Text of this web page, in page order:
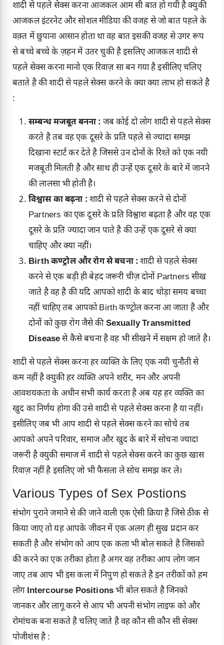
शादी से पहले सेक्स करना आजकल आम सी बात हो गयी है क्युकी
आजकल इंटरनेट और सोशल मीडिया की वजह से जो बात पहले के
वक़्त में छुपाना आसान होता था वह बात इसकी वजह से उगर रूप
से बच्चे बच्चे के ज़हन में उतर चुकी है इसलिए आजकल शादी से
पहले सेक्स करना मानो एक रिवाज़ सा बन गया है इसीलिए चलिए
बताते है की शादी से पहले सेक्स करने के क्या क्या लाभ हो सकते है
:
सम्बन्ध मजबूत बनना : जब कोई दो लोग शादी से पहले सेक्स
करते है तब वह एक दूसरे के प्रति पहले से ज्यादा समझ
दिखाना स्टार्ट कर देते है जिससे उन दोनों के रिश्ते को एक नयी
मजबूती मिलती है और साथ ही उन्हें एक दूसरे के बारे में जानने
की लालसा भी होती है।
विश्वास का बढ़ना :शादी से पहले सेक्स करने से दोनों
Partners का एक दूसरे के प्रति विश्वाश बढ़ता है और वह एक
दूसरे के प्रति ज्यादा जान पाते है की उन्हें एक दूसरे से क्या
चाहिए और क्या नहीं।
Birth कण्ट्रोल और रोग से बचना : शादी से पहले सेक्स
करने से एक बड़ी ही बेहद जरूरी चीज़ दोनों Partners सीख
जाते है वह है की यदि आपको शादी के बाद थोड़ा समय बच्चा
नहीं चाहिए तब आपको Birth कण्ट्रोल करना आ जाता है और
दोनों को कुछ रोग जैसे कीSexually Transmitted
Diseaseसे कैसे बचना है वह भी सीखने में सक्षम हो जाते है।
शादी से पहले सेक्स करना हर व्यक्ति के लिए एक नयी चुनौती से
कम नहीं है क्युकी हर व्यक्ति अपने शरीर, मन और अपनी
आवशयकता के अधीन सभी कार्य करता है अब यह हर व्यक्ति का
खुद का निर्णय होगा की उसे शादी से पहले सेक्स करना है या नहीं।
इसीलिए जब भी आप शादी से पहले सेक्स करने का सोचे तब
आपको अपने परिवार, समाज और खुद के बारे में सोचना ज्यादा
जरूरी है क्युकी समाज में शादी से पहले सेक्स करने का कुछ खास
रिवाज़ नहीं है इसलिए जो भी फैसला ले सोच समझ कर ले।
Various Types of Sex Postions
संभोग पुराने जमाने से की जाने वाली एक ऐसी क्रिया है जिसे ठीक से
किया जाए तो यह आपके जीवन में एक अलग ही सुख प्रदान कर
सकती है और संभोग को आप एक कला भी बोल सकते है जिसको
की करने का एक तरीका होता है अगर वह तरीका आप लोग जान
जाए तब आप भी इस कला में निपुण हो सकते है इन तरीकों को हम
लोग Intercourse Positionsभी बोल सकते है जिनको
जानकर और लागू करने से आप भी अपनी संभोग लाइफ को और
रोमांचक बना सकते है चलिए जाते है वह कौन सी कौन सी सेक्स
पोजीशंस है :